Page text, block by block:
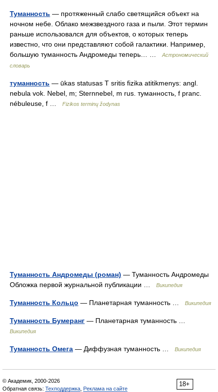
Туманность — протяженный слабо светящийся объект на
ночном небе. Облако межзвездного газа и пыли. Этот термин
раньше использовался для объектов, о которых теперь
известно, что они представляют собой галактики. Например,
большую туманность Андромеды теперь… …
Астрономический
словарь
туманность — ūkas statusas T sritis fizika atitikmenys: angl.
nebula vok. Nebel, m; Sternnebel, m rus. туманность, f pranc.
nébuleuse, f …
Fizikos terminų žodynas
Туманность Андромеды (роман) — Туманность Андромеды
Обложка первой журнальной публикации …
Википедия
Туманность Кольцо — Планетарная туманность … Википедия
Туманность Бумеранг — Планетарная туманность …
Википедия
Туманность Омега — Диффузная туманность … Википедия
18+
© Академик, 2000-2026
Обратная связь: Техподдержка Реклама на сайте